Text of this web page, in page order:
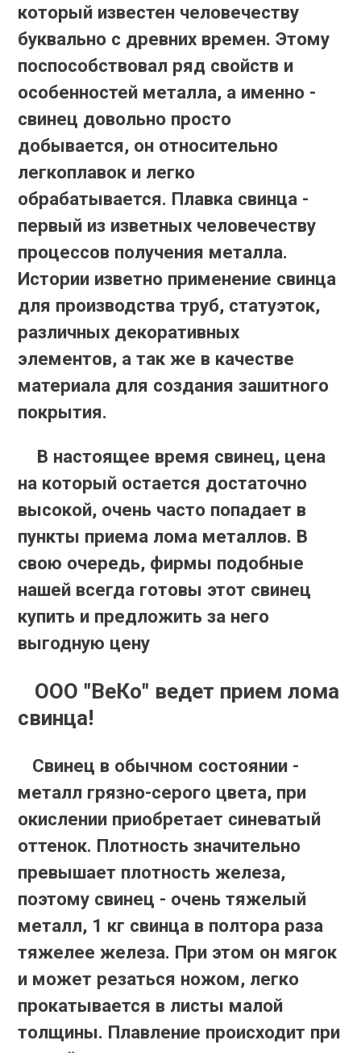
который известен человечеству
буквально с древних времен. Этому
поспособствовал ряд свойств и
особенностей металла, а именно -
свинец довольно просто
добывается, он относительно
легкоплавок и легко
обрабатывается. Плавка свинца -
первый из изветных человечеству
процессов получения металла.
Истории изветно применение свинца
для производства труб, статуэток,
различных декоративных
элементов, а так же в качестве
материала для создания зашитного
покрытия.
В настоящее время свинец, цена
на который остается достаточно
высокой, очень часто попадает в
пункты приема лома металлов. В
свою очередь, фирмы подобные
нашей всегда готовы этот свинец
купить и предложить за него
выгодную цену
ООО "ВеКо" ведет прием лома
свинца!
Свинец в обычном состоянии -
металл грязно-серого цвета, при
окислении приобретает синеватый
оттенок. Плотность значительно
превышает плотность железа,
поэтому свинец - очень тяжелый
металл, 1 кг свинца в полтора раза
тяжелее железа. При этом он мягок
и может резаться ножом, легко
прокатывается в листы малой
толщины. Плавление происходит при